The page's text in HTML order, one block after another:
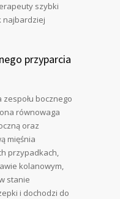
szybki
najbardziej
przyparcia
bocznego
równowaga
oraz
mięśnia
przypadkach,
kolanowym,
stanie
i dochodzi do